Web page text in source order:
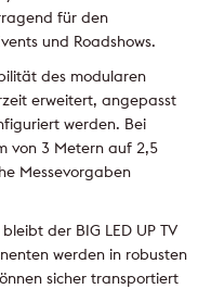
für den
und Roadshows.
des modularen
erweitert, angepasst
werden. Bei
von 3 Metern auf 2,5
Messevorgaben
der BIG LED UP TV
werden in robusten
sicher transportiert